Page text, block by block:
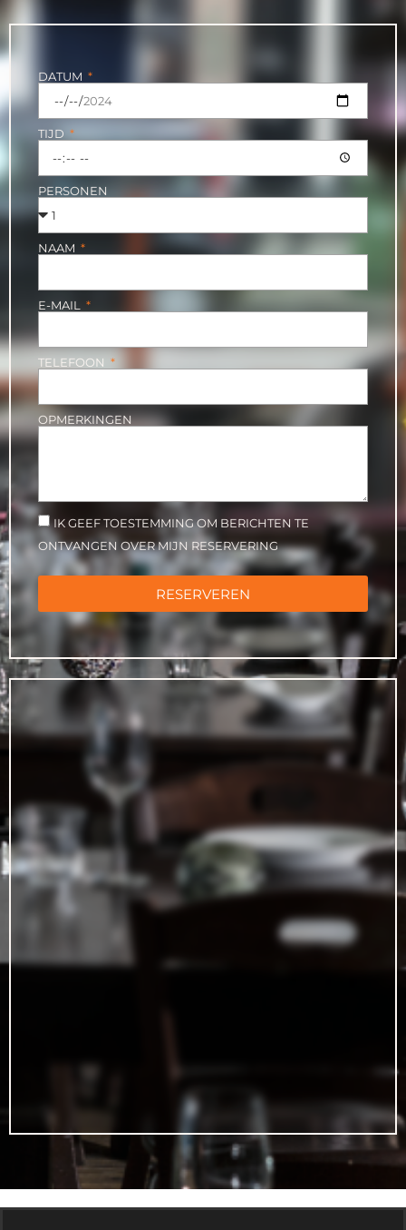
DATUM
TIJD
PERSONEN
NAAM
E-MAIL
TELEFOON
OPMERKINGEN
IK GEEF TOESTEMMING OM BERICHTEN TE
ONTVANGEN OVER MIJN RESERVERING
RESERVEREN